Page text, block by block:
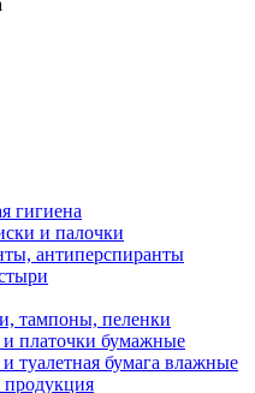
гигиена
и палочки
антиперспиранты
тампоны, пеленки
платочки бумажные
туалетная бумага влажные